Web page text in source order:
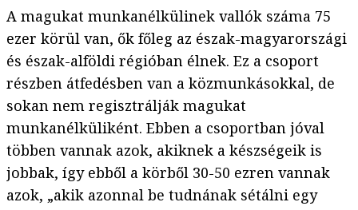
A magukat munkanélkülinek vallók száma 75
ezer körül van, ők főleg az észak-magyarországi
és észak-alföldi régióban élnek. Ez a csoport
részben átfedésben van a közmunkásokkal, de
sokan nem regisztrálják magukat
munkanélküliként. Ebben a csoportban jóval
többen vannak azok, akiknek a készségeik is
jobbak, így ebből a körből 30-50 ezren vannak
azok, „akik azonnal be tudnának sétálni egy